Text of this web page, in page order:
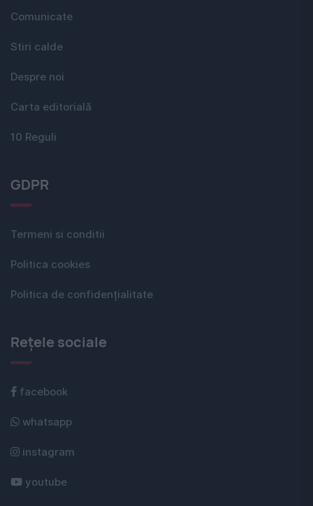
Comunicate
Stiri calde
Despre noi
Carta editorială
10 Reguli
GDPR
Termeni si conditii
Politica cookies
Politica de confidențialitate
Rețele sociale
facebook
whatsapp
instagram
youtube